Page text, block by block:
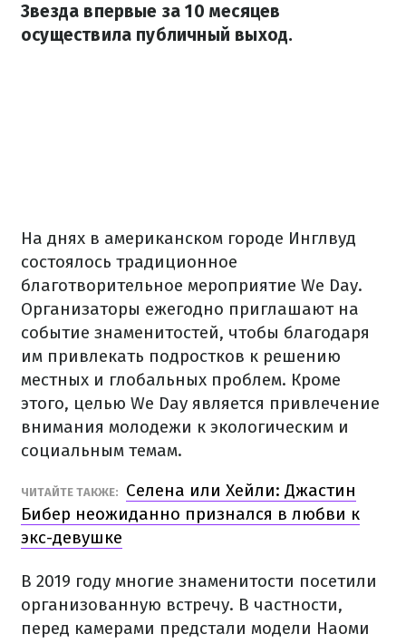
Звезда впервые за 10 месяцев
осуществила публичный выход.
На днях в американском городе Инглвуд
состоялось традиционное
благотворительное мероприятие We Day.
Организаторы ежегодно приглашают на
событие знаменитостей, чтобы благодаря
им привлекать подростков к решению
местных и глобальных проблем. Кроме
этого, целью We Day является привлечение
внимания молодежи к экологическим и
социальным темам.
ЧИТАЙТЕ ТАКЖЕ:
Селена или Хейли: Джастин
Бибер неожиданно признался в любви к
экс-девушке
В 2019 году многие знаменитости посетили
организованную встречу. В частности,
перед камерами предстали модели Наоми